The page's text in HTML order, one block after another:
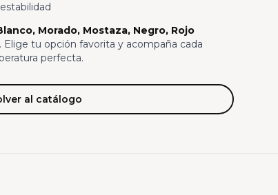
Morado, Mostaza, Negro, Rojo
Elige tu opción favorita y acompaña cada
perfecta.
al catálogo